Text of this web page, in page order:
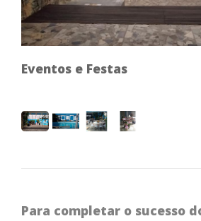
Eventos e Festas
Para completar o sucesso